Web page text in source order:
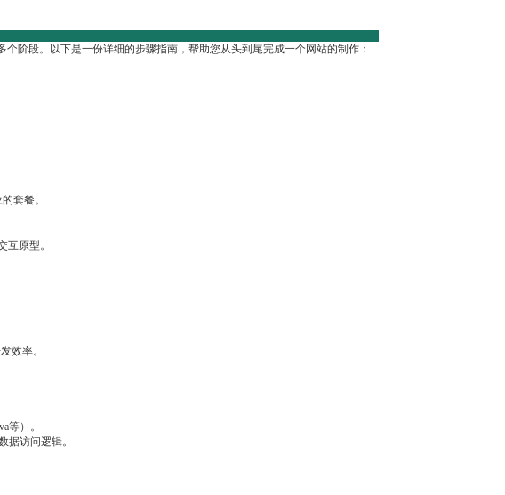
阶段。以下是一份详细的步骤指南，帮助您从头到尾完成一个网站的制作：
套餐。
互原型。
效率。
等）。
据访问逻辑。